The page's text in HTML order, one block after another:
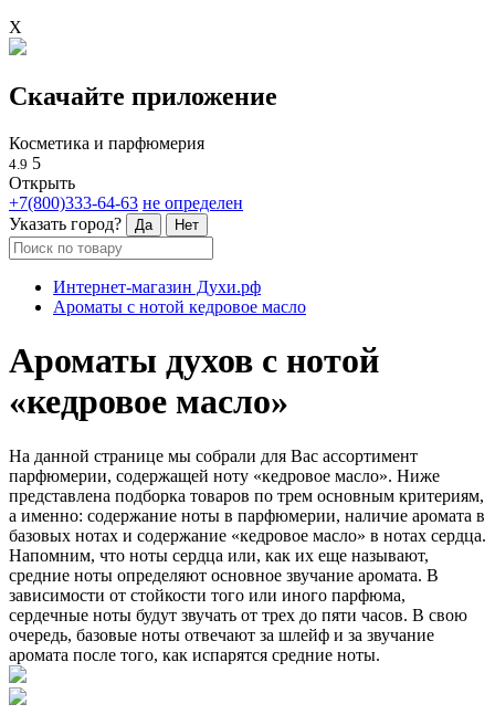
X
Скачайте приложение
Косметика и парфюмерия
4.9 5
Открыть
+7(800)333-64-63 не определен
Указать город?
Да Нет
Интернет-магазин Духи.рф
Ароматы с нотой кедровое масло
Ароматы духов с нотой
«кедровое масло»
На данной странице мы собрали для Вас ассортимент
парфюмерии, содержащей ноту «кедровое масло». Ниже
представлена подборка товаров по трем основным критериям,
а именно: содержание ноты в парфюмерии, наличие аромата в
базовых нотах и содержание «кедровое масло» в нотах сердца.
Напомним, что ноты сердца или, как их еще называют,
средние ноты определяют основное звучание аромата. В
зависимости от стойкости того или иного парфюма,
сердечные ноты будут звучать от трех до пяти часов. В свою
очередь, базовые ноты отвечают за шлейф и за звучание
аромата после того, как испарятся средние ноты.